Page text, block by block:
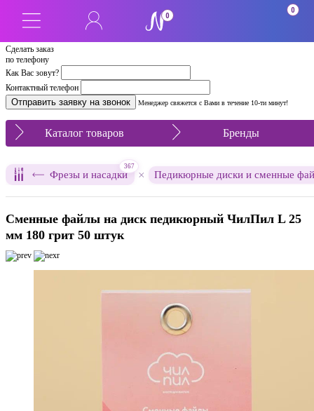
Сделать заказ
по телефону
Как Вас зовут?
Контактный телефон
Менеджер свяжется с Вами в течение 10-ти минут!
0
0
Каталог товаров Бренды
Фрезы и насадки
367
× Педикюрные диски и сменные
Сменные файлы на диск педикюрный ЧилПил L 25
мм 180 грит 50 штук